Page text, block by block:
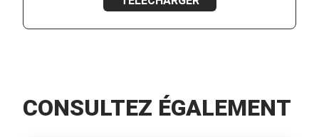
CONSULTEZ ÉGALEMENT